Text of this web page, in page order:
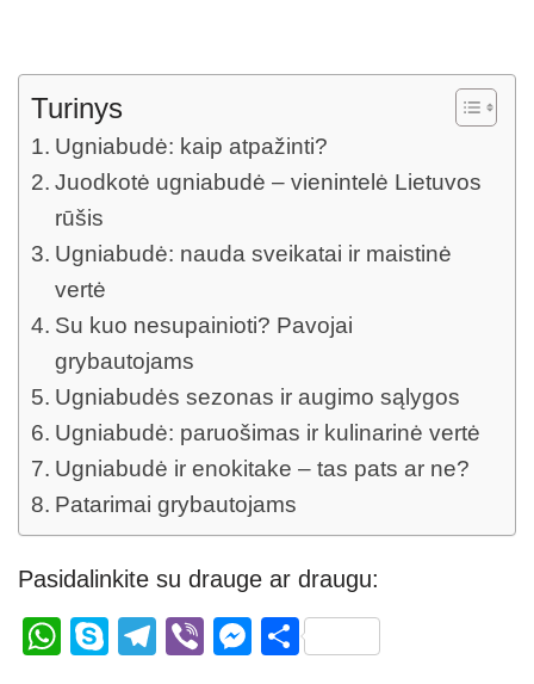
Turinys
Ugniabudė: kaip atpažinti?
Juodkotė ugniabudė – vienintelė Lietuvos
rūšis
Ugniabudė: nauda sveikatai ir maistinė
vertė
Su kuo nesupainioti? Pavojai
grybautojams
Ugniabudės sezonas ir augimo sąlygos
Ugniabudė: paruošimas ir kulinarinė vertė
Ugniabudė ir enokitake – tas pats ar ne?
Patarimai grybautojams
Pasidalinkite su drauge ar draugu:
W
S
T
Vi
M S